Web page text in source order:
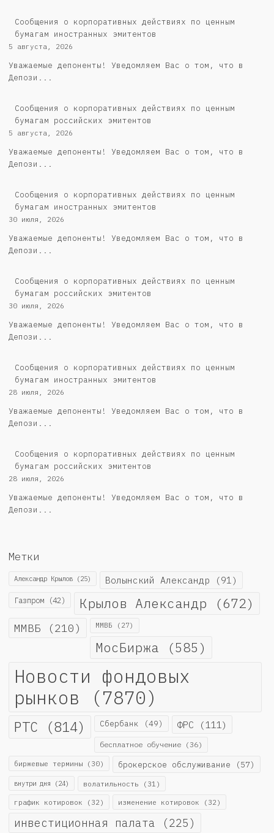
Сообщения о корпоративных действиях по ценным
бумагам иностранных эмитентов
5 августа, 2026
Уважаемые депоненты! Уведомляем Вас о том, что в
Депози...
Cообщения о корпоративных действиях по ценным
бумагам российских эмитентов
5 августа, 2026
Уважаемые депоненты! Уведомляем Вас о том, что в
Депози...
Сообщения о корпоративных действиях по ценным
бумагам иностранных эмитентов
30 июля, 2026
Уважаемые депоненты! Уведомляем Вас о том, что в
Депози...
Cообщения о корпоративных действиях по ценным
бумагам российских эмитентов
30 июля, 2026
Уважаемые депоненты! Уведомляем Вас о том, что в
Депози...
Сообщения о корпоративных действиях по ценным
бумагам иностранных эмитентов
28 июля, 2026
Уважаемые депоненты! Уведомляем Вас о том, что в
Депози...
Cообщения о корпоративных действиях по ценным
бумагам российских эмитентов
28 июля, 2026
Уважаемые депоненты! Уведомляем Вас о том, что в
Депози...
Метки
Александр Крылов (25) Волынский Александр (91)
Газпром (42) Крылов Александр (672)
ММВБ (210) ММВБ (27)
МосБиржа (585)
Новости фондовых
рынков (7870)
РТС (814) Сбербанк (49) ФРС (111)
бесплатное обучение (36)
биржевые термины (30) брокерское обслуживание (57)
внутри дня (24) волатильность (31)
график котировок (32) изменение котировок (32)
инвестиционная палата (225)